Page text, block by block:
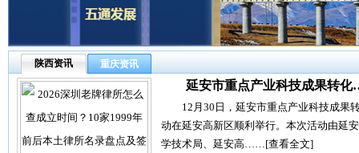
陕西资讯 重庆资讯
延安市重点产业科技成果转
12月30日，延安市重点产业科技成果
动在延安高新区顺利举行。本次活动由延
学技术局、延安高……[查看全文]